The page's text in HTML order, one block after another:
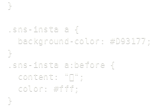
}
.sns-insta a {
  background-color: #D93177;
}
.sns-insta a:before {
  content: "";
  color: #fff;
}